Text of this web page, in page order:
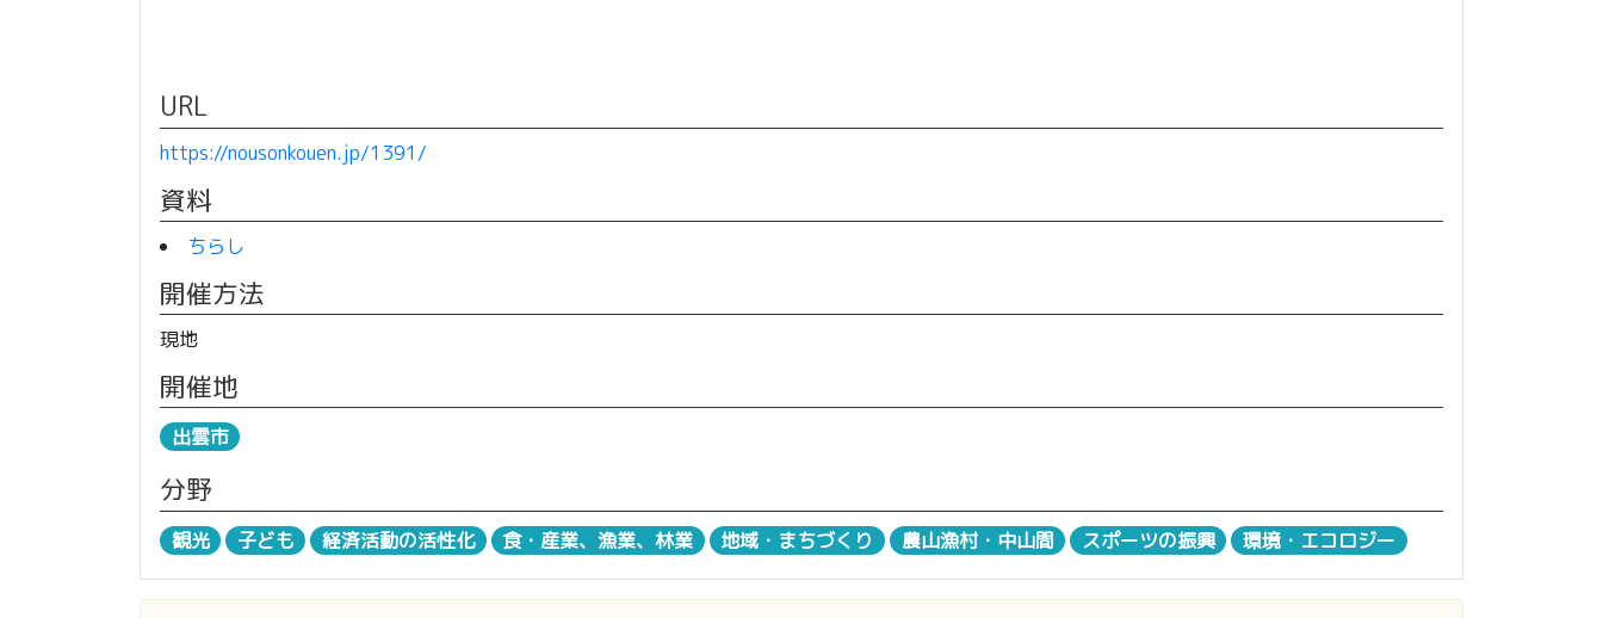
URL
https://nousonkouen.jp/1391/
資料
ちらし
開催方法
現地
開催地
出雲市
分野
観光 子ども 経済活動の活性化 食・産業、漁業、林業 地域・まちづくり 農山漁村・中山間 スポーツの振興 環境・エコロジー